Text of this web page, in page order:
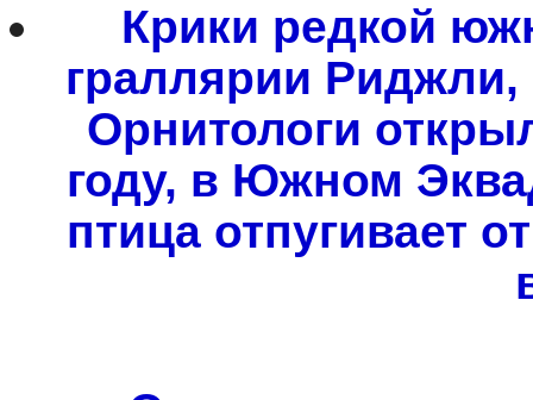
Крики редкой
граллярии
Орнитологи
году, в Южном
птица отпугивает